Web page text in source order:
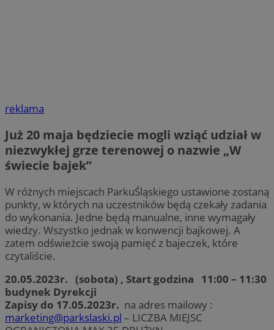
reklama
Już 20 maja będziecie mogli wziąć udział w
niezwykłej grze terenowej o nazwie „W
świecie bajek”
W różnych miejscach ParkuŚląskiego ustawione zostaną
punkty, w których na uczestników będą czekały zadania
do wykonania. Jedne będą manualne, inne wymagały
wiedzy. Wszystko jednak w konwencji bajkowej. A
zatem odświeżcie swoją pamięć z bajeczek, które
czytaliście.
20.05.2023r. (sobota) , Start godzina 11:00 – 11:30
budynek Dyrekcji
Zapisy do 17.05.2023r. na adres mailowy :
marketing@parkslaski.pl – LICZBA MIEJSC